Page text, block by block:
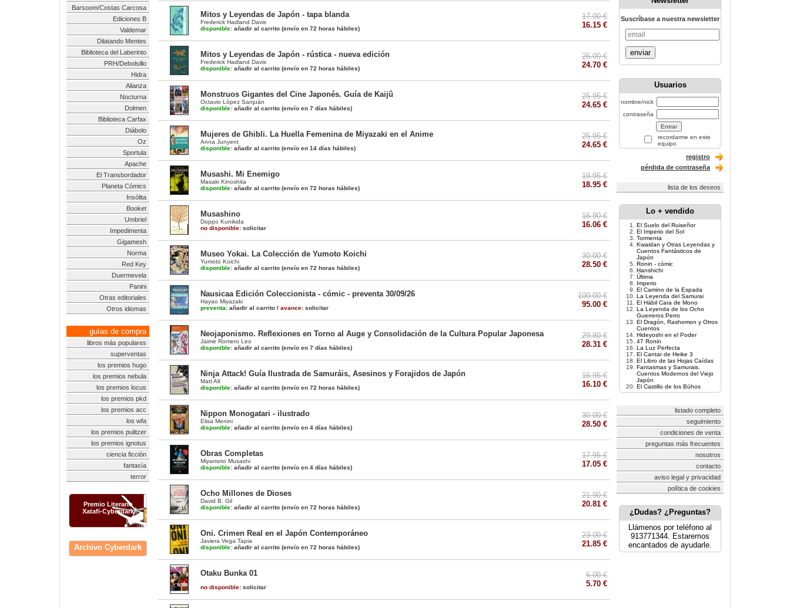
Barsoom/Costas Carcosa
Ediciones B
Valdemar
Dilatando Mentes
Biblioteca del Laberinto
PRH/Debolsillo
Hidra
Alianza
Nocturna
Dolmen
Biblioteca Carfax
Diábolo
Oz
Sportula
Apache
El Transbordador
Planeta Cómics
Insólita
Booket
Umbriel
Impedimenta
Gigamesh
Norma
Red Key
Duermevela
Panini
Otras editoriales
Otros idiomas
guías de compra
libros más populares
superventas
los premios hugo
los premios nebula
los premios locus
los premios pkd
los premios acc
los wfa
los premios pulitzer
los premios ignotus
ciencia ficción
fantasía
terror
Premio Literario
Xatafi-Cyberdark
Archivo Cyberdark
Mitos y Leyendas de Japón - tapa blanda
Frederick Hadland Davis
disponible: añadir al carrito (envío en 72 horas hábiles)
17.00 €
16.15 €
Mitos y Leyendas de Japón - rústica - nueva edición
Frederick Hadland Davis
disponible: añadir al carrito (envío en 72 horas hábiles)
26.00 €
24.70 €
Monstruos Gigantes del Cine Japonés. Guía de Kaijû
Octavio López Sanjuán
disponible: añadir al carrito (envío en 7 días hábiles)
25.95 €
24.65 €
Mujeres de Ghibli. La Huella Femenina de Miyazaki en el Anime
Anna Junyent
disponible: añadir al carrito (envío en 14 días hábiles)
25.95 €
24.65 €
Musashi. Mi Enemigo
Masaki Kinoshita
disponible: añadir al carrito (envío en 72 horas hábiles)
19.95 €
18.95 €
Musashino
Doppo Kunikida
no disponible: solicitar
16.90 €
16.06 €
Museo Yokai. La Colección de Yumoto Koichi
Yumoto Koichi
disponible: añadir al carrito (envío en 72 horas hábiles)
30.00 €
28.50 €
Nausicaa Edición Coleccionista - cómic - preventa 30/09/26
Hayao Miyazaki
preventa: añadir al carrito / avance: solicitar
100.00 €
95.00 €
Neojaponismo. Reflexiones en Torno al Auge y Consolidación de la Cultura Popular Japonesa
Jaime Romero Leo
disponible: añadir al carrito (envío en 7 días hábiles)
29.80 €
28.31 €
Ninja Attack! Guía Ilustrada de Samuráis, Asesinos y Forajidos de Japón
Matt Alt
disponible: añadir al carrito (envío en 72 horas hábiles)
16.95 €
16.10 €
Nippon Monogatari - ilustrado
Elisa Menini
disponible: añadir al carrito (envío en 4 días hábiles)
30.00 €
28.50 €
Obras Completas
Miyamoto Musashi
disponible: añadir al carrito (envío en 4 días hábiles)
17.95 €
17.05 €
Ocho Millones de Dioses
David B. Gil
disponible: añadir al carrito (envío en 72 horas hábiles)
21.90 €
20.81 €
Oni. Crimen Real en el Japón Contemporáneo
Javiera Vega Tapia
disponible: añadir al carrito (envío en 72 horas hábiles)
23.00 €
21.85 €
Otaku Bunka 01
no disponible: solicitar
6.00 €
5.70 €
Suscríbase a nuestra newsletter
enviar
Usuarios
nombre/nick
contraseña
recordarme en este
equipo
registro
pérdida de contraseña
lista de los deseos
Lo + vendido
El Suelo del Ruiseñor
El Imperio del Sol
Tormenta
Kwaidan y Otras Leyendas y
Cuentos Fantásticos de
Japón
Ronin - cómic
Hanshichi
Última
Imperio
El Camino de la Espada
La Leyenda del Samurai
El Hábil Cara de Mono
La Leyenda de los Ocho
Guerreros Perro
El Dragón, Rashomon y Otros
Cuentos
Hideyoshi en el Poder
47 Ronin
La Luz Perfecta
El Cantar de Heike 3
El Libro de las Hojas Caídas
Fantasmas y Samurais.
Cuentos Modernos del Viejo
Japón
El Castillo de los Búhos
listado completo
seguimiento
condiciones de venta
preguntas más frecuentes
nosotros
contacto
aviso legal y privacidad
política de cookies
¿Dudas? ¿Preguntas?
Llámenos por teléfono al
913771344. Estaremos
encantados de ayudarle.